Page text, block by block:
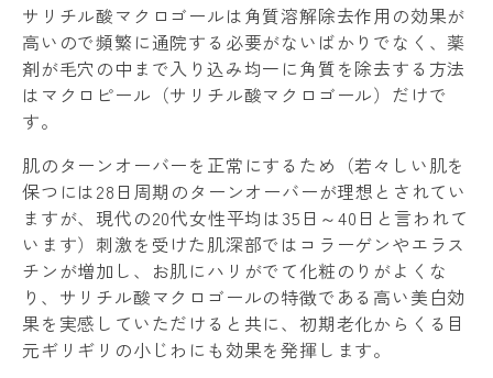
サリチル酸マクロゴールは角質溶解除去作用の効果が
高いので頻繁に通院する必要がないばかりでなく、薬
剤が毛穴の中まで入り込み均一に角質を除去する方法
はマクロピール（サリチル酸マクロゴール）だけで
す。
肌のターンオーバーを正常にするため（若々しい肌を
保つには28日周期のターンオーバーが理想とされてい
ますが、現代の20代女性平均は35日～40日と言われて
います）刺激を受けた肌深部ではコラーゲンやエラス
チンが増加し、お肌にハリがでて化粧のりがよくな
り、サリチル酸マクロゴールの特徴である高い美白効
果を実感していただけると共に、初期老化からくる目
元ギリギリの小じわにも効果を発揮します。